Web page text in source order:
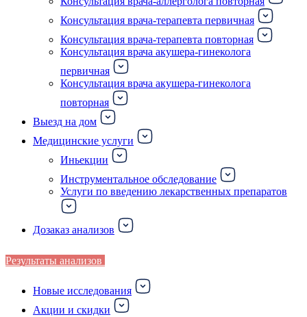
Консультация врача-терапевта первичная
Консультация врача-терапевта повторная
Консультация врача акушера-гинеколога
первичная
Консультация врача акушера-гинеколога
повторная
Выезд на дом
Медицинские услуги
Иньекции
Инструментальное обследование
Услуги по введению лекарственных препаратов
Дозаказ анализов
Результаты анализов
Новые исследования
Акции и скидки